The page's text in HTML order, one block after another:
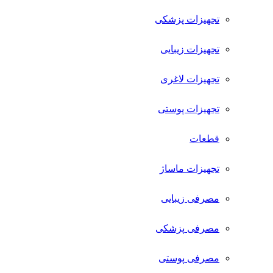
تجهیزات پزشکی
تجهیزات زیبایی
تجهیزات لاغری
تجهیزات پوستی
قطعات
تجهیزات ماساژ
مصرفی زیبایی
مصرفی پزشکی
مصرفی پوستی